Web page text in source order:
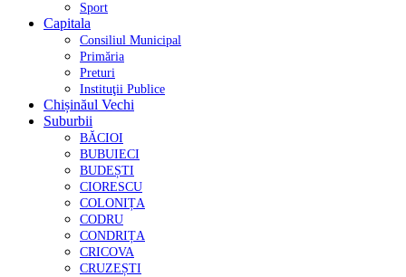
Sport
Capitala
Consiliul Municipal
Primăria
Preturi
Instituţii Publice
Chișinăul Vechi
Suburbii
BĂCIOI
BUBUIECI
BUDEȘTI
CIORESCU
COLONIȚA
CODRU
CONDRIȚA
CRICOVA
CRUZEȘTI